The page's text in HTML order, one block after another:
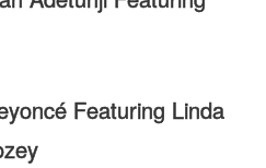
Featuring Linda